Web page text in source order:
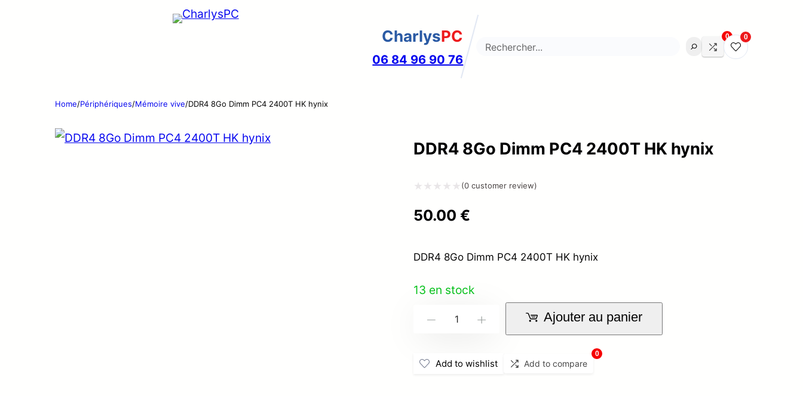
CharlysPC
06 84 96 90 76
Search
0 0
Home/Périphériques/Mémoire vive/DDR4 8Go Dimm PC4 2400T HK hynix
DDR4 8Go Dimm PC4 2400T HK hynix
0
5
(0 customer review)
50.00 €
DDR4 8Go Dimm PC4 2400T HK hynix
13 en stock
quantité
8Go
Ajouter au panier
Add to wishlist Add to compare
0